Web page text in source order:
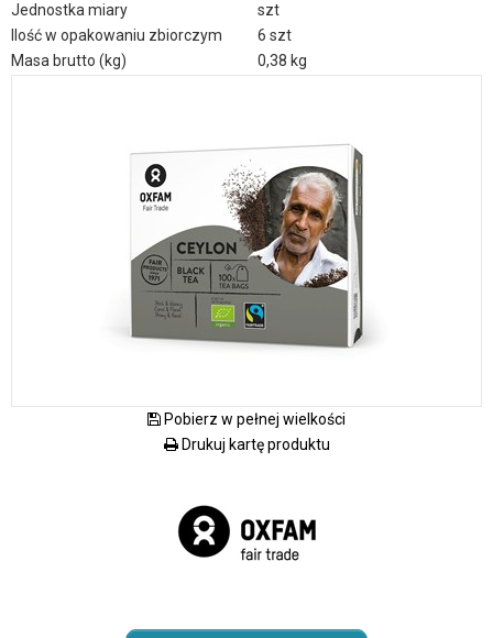
Jednostka miary
szt
Ilość w opakowaniu zbiorczym
6 szt
Masa brutto (kg)
0,38 kg
Pobierz w pełnej wielkości
Drukuj kartę produktu